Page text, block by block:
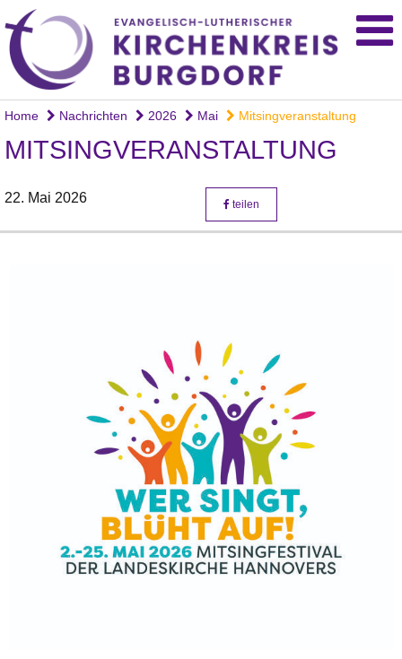
Home Nachrichten 2026 Mai Mitsingveranstaltung
MITSINGVERANSTALTUNG
22. Mai 2026 teilen